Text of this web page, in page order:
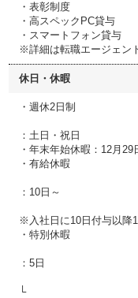
・表彰制度
・高スペックPC貸与
・スマートフォン貸与
※詳細は転職エージェン
休日・休暇
・週休2日制
：土日・祝日
・年末年始休暇：12月29
・有給休暇
：10日～
※入社日に10日付与以降
・特別休暇
：5日
└